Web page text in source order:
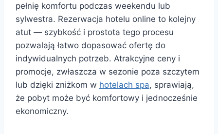
pełnię komfortu podczas weekendu lub
sylwestra. Rezerwacja hotelu online to kolejny
atut — szybkość i prostota tego procesu
pozwalają łatwo dopasować ofertę do
indywidualnych potrzeb. Atrakcyjne ceny i
promocje, zwłaszcza w sezonie poza szczytem
lub dzięki zniżkom w hotelach spa, sprawiają,
że pobyt może być komfortowy i jednocześnie
ekonomiczny.